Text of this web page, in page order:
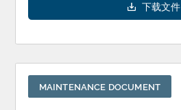
下载文件
MAINTENANCE DOCUMENT